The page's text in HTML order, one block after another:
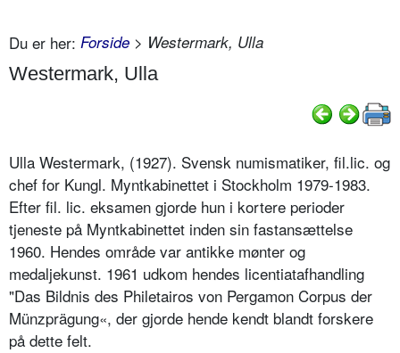
Du er her: Forside > Westermark, Ulla
Westermark, Ulla
Ulla Westermark, (1927). Svensk numismatiker, fil.lic. og
chef for Kungl. Myntkabinettet i Stockholm 1979-1983.
Efter fil. lic. eksamen gjorde hun i kortere perioder
tjeneste på Myntkabinettet inden sin fastansættelse
1960. Hendes område var antikke mønter og
medaljekunst. 1961 udkom hendes licentiatafhandling
"Das Bildnis des Philetairos von Pergamon Corpus der
Münzprägung«, der gjorde hende kendt blandt forskere
på dette felt.